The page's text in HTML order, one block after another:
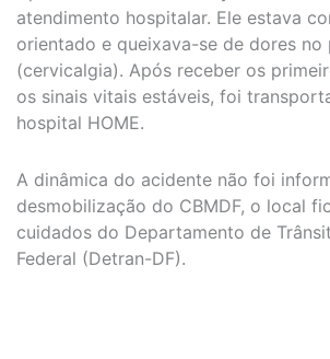
atendimento hospitalar. Ele estava
orientado e queixava-se de dores no
(cervicalgia). Após receber os
os sinais vitais estáveis, foi
hospital HOME.
A dinâmica do acidente não foi
desmobilização do CBMDF, o local
cuidados do Departamento de
Federal (Detran-DF).